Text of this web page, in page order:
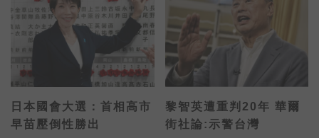
日本國會大選：首相高市
早苗壓倒性勝出
黎智英遭重判20年 華爾
街社論:示警台灣